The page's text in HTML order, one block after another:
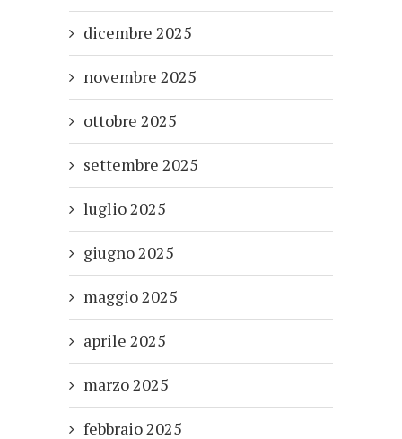
dicembre 2025
novembre 2025
ottobre 2025
settembre 2025
luglio 2025
giugno 2025
maggio 2025
aprile 2025
marzo 2025
febbraio 2025